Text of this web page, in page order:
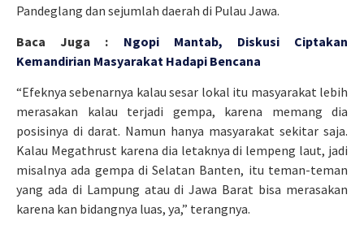
Pandeglang dan sejumlah daerah di Pulau Jawa.
Baca Juga : Ngopi Mantab, Diskusi Ciptakan
Kemandirian Masyarakat Hadapi Bencana
“Efeknya sebenarnya kalau sesar lokal itu masyarakat lebih
merasakan kalau terjadi gempa, karena memang dia
posisinya di darat. Namun hanya masyarakat sekitar saja.
Kalau Megathrust karena dia letaknya di lempeng laut, jadi
misalnya ada gempa di Selatan Banten, itu teman-teman
yang ada di Lampung atau di Jawa Barat bisa merasakan
karena kan bidangnya luas, ya,” terangnya.